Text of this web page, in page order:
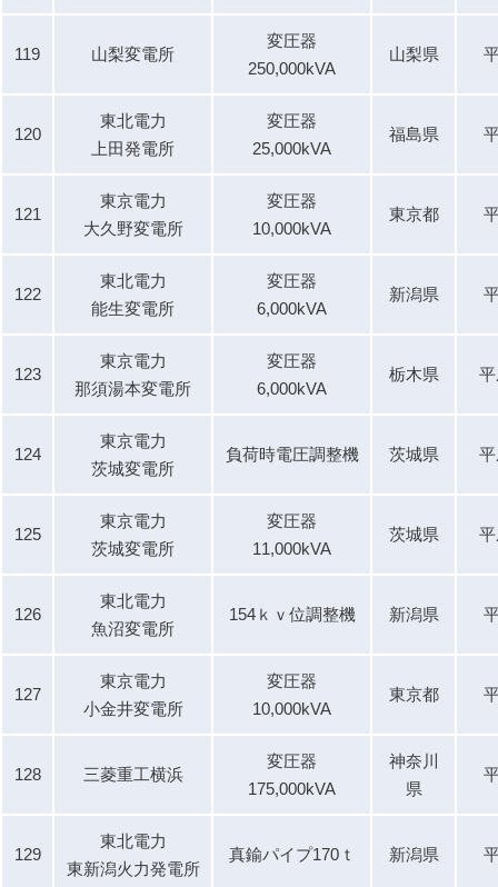
119 山梨変電所
変圧器
250,000kVA
山梨県
120
東北電力
上田発電所
変圧器
25,000kVA
福島県
121
東京電力
大久野変電所
変圧器
10,000kVA
東京都
122
東北電力
能生変電所
変圧器
6,000kVA
新潟県
123
東京電力
那須湯本変電所
変圧器
6,000kVA
栃木県
124
東京電力
茨城変電所
負荷時電圧調整機 茨城県
125
東京電力
茨城変電所
変圧器
11,000kVA
茨城県
126
東北電力
魚沼変電所
154ｋｖ位調整機 新潟県
127
東京電力
小金井変電所
変圧器
10,000kVA
東京都
128 三菱重工横浜
変圧器
175,000kVA
神奈川
県
129
東北電力
東新潟火力発電所
真鍮パイプ170ｔ 新潟県